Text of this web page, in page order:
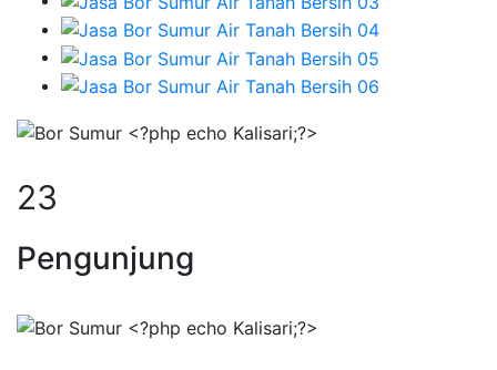
29
Pengunjung